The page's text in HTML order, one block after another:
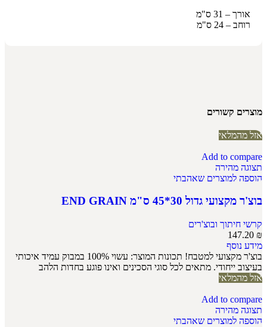
אורך – 31 ס"מ
רוחב – 24 ס"מ
מוצרים קשורים
אזל מהמלאי
Add to compare
תצוגה מהירה
הוספה למוצרים שאהבתי
בוצ'ר מקצועי גדול 30*45 ס"מ END GRAIN
קרשי חיתוך ובוצ'רים
147.20 ₪
מידע נוסף
בוצ'ר מקצועי למטבח! תכונות המוצר: עשוי 100% במבוק עמיד איכותי
בעיצוב ייחודי. מתאים לכל סוגי הסכינים ואינו פוגע בחדות הלהב
אזל מהמלאי
Add to compare
תצוגה מהירה
הוספה למוצרים שאהבתי